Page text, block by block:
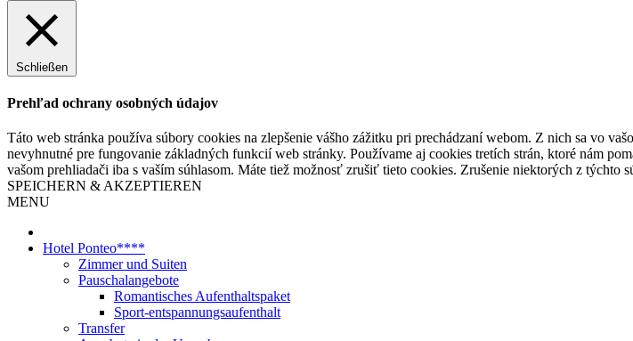
Schließen
Prehľad ochrany osobných údajov
Táto web stránka používa súbory cookies na zlepšenie vášho zážitku pri prechádzaní webom. Z nich sa vo
nevyhnutné pre fungovanie základných funkcií web stránky. Používame aj cookies tretích strán, ktoré nám
vašom prehliadači iba s vaším súhlasom. Máte tiež možnosť zrušiť tieto cookies. Zrušenie niektorých z
SPEICHERN & AKZEPTIEREN
MENU
Hotel Ponteo****
Zimmer und Suiten
Pauschalangebote
Romantisches Aufenthaltspaket
Sport-entspannungsaufenthalt
Transfer